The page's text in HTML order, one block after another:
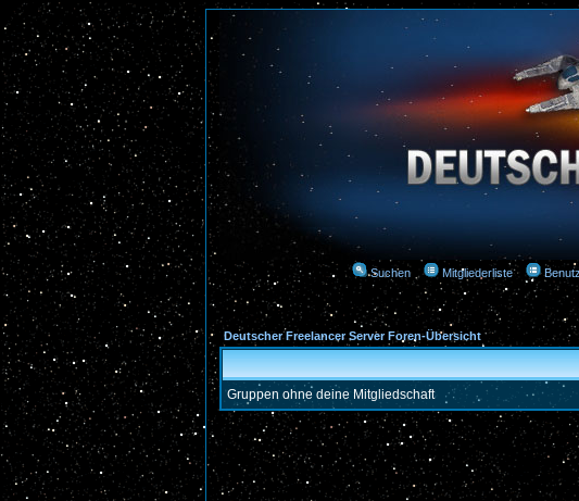
Suchen Mitgliederliste
Deutscher Freelancer Server Foren-Übersicht
Gruppen ohne deine Mitgliedschaft